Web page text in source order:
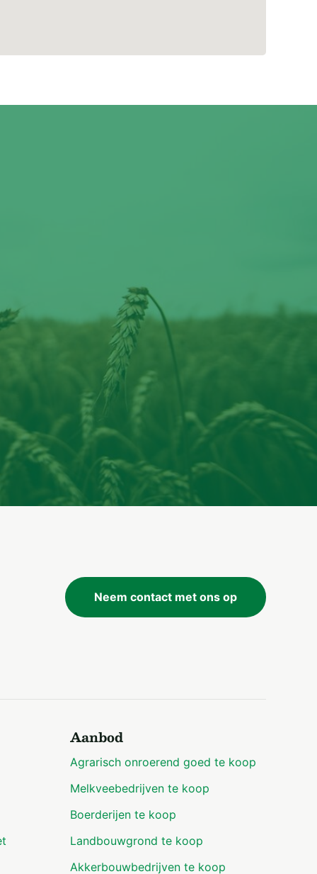
Neem contact met ons op
Aanbod
Agrarisch onroerend goed te koop
Melkveebedrijven te koop
Boerderijen te koop
Landbouwgrond te koop
Akkerbouwbedrijven te koop